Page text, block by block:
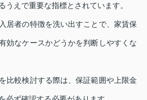
うえで重要な指標とされています。
居者の特徴を洗い出すことで、家賃保
効なケースかどうかを判断しやすくな
比較検討する際は、保証範囲や上限金